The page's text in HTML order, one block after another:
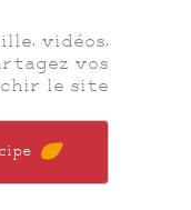
vidéos,
vos
le site.